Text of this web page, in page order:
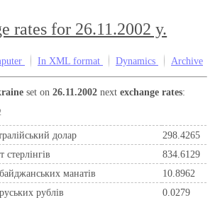
rates for 26.11.2002 y.
In XML format Dynamics Archive
set on26.11.2002 nextexchange rates:
долар
298.4265
стерлінгів
834.6129
манатів
10.8962
рублів
0.0279